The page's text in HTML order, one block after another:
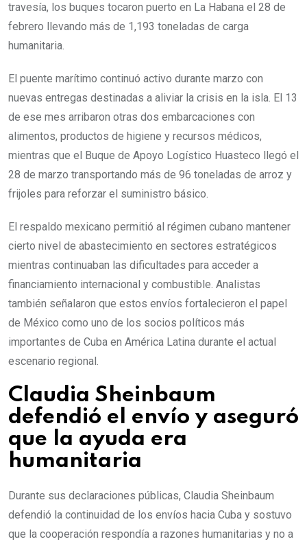
travesía, los buques tocaron puerto en La Habana el 28 de
febrero llevando más de 1,193 toneladas de carga
humanitaria.
El puente marítimo continuó activo durante marzo con
nuevas entregas destinadas a aliviar la crisis en la isla. El 13
de ese mes arribaron otras dos embarcaciones con
alimentos, productos de higiene y recursos médicos,
mientras que el Buque de Apoyo Logístico Huasteco llegó el
28 de marzo transportando más de 96 toneladas de arroz y
frijoles para reforzar el suministro básico.
El respaldo mexicano permitió al régimen cubano mantener
cierto nivel de abastecimiento en sectores estratégicos
mientras continuaban las dificultades para acceder a
financiamiento internacional y combustible. Analistas
también señalaron que estos envíos fortalecieron el papel
de México como uno de los socios políticos más
importantes de Cuba en América Latina durante el actual
escenario regional.
Claudia Sheinbaum
defendió el envío y aseguró
que la ayuda era
humanitaria
Durante sus declaraciones públicas, Claudia Sheinbaum
defendió la continuidad de los envíos hacia Cuba y sostuvo
que la cooperación respondía a razones humanitarias y no a